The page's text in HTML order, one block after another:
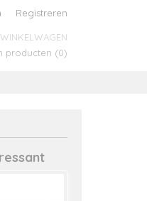
Registreren
producten (0)